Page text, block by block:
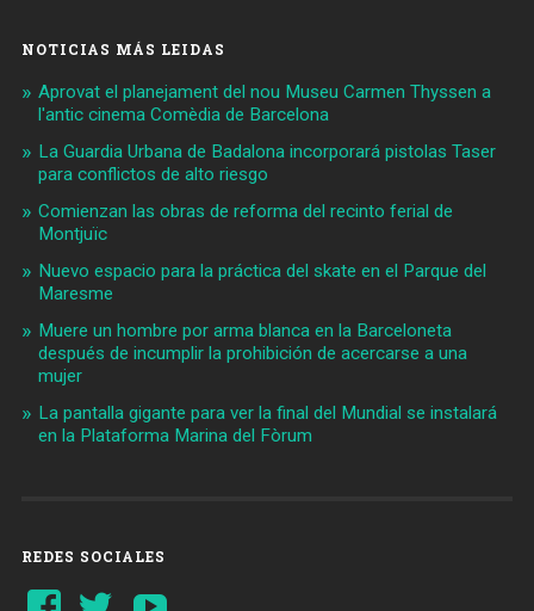
NOTICIAS MÁS LEIDAS
Aprovat el planejament del nou Museu Carmen Thyssen a
l'antic cinema Comèdia de Barcelona
La Guardia Urbana de Badalona incorporará pistolas Taser
para conflictos de alto riesgo
Comienzan las obras de reforma del recinto ferial de
Montjuïc
Nuevo espacio para la práctica del skate en el Parque del
Maresme
Muere un hombre por arma blanca en la Barceloneta
después de incumplir la prohibición de acercarse a una
mujer
La pantalla gigante para ver la final del Mundial se instalará
en la Plataforma Marina del Fòrum
REDES SOCIALES
Ver
Ver